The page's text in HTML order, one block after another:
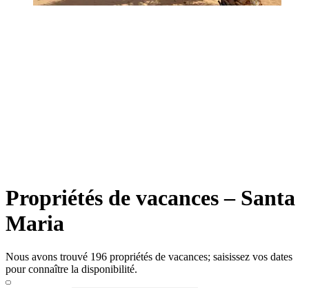
Propriétés de vacances – Santa
Maria
Nous avons trouvé 196 propriétés de vacances; saisissez vos dates
pour connaître la disponibilité.